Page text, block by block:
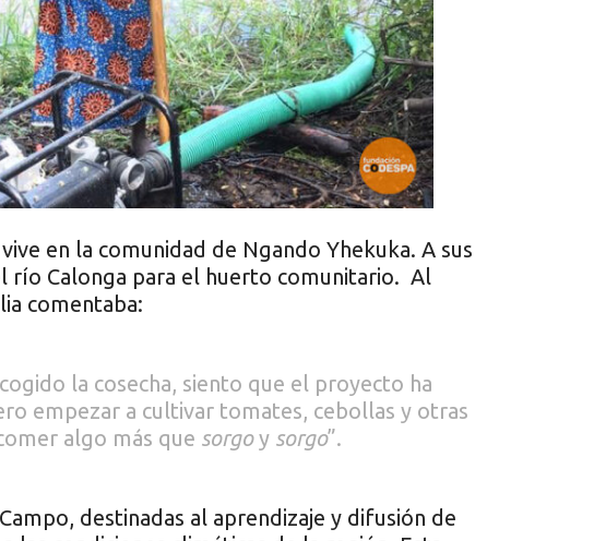
en la comunidad de Ngando Yhekuka. A sus
río Calonga para el huerto comunitario. Al
comentaba:
la cosecha, siento que el proyecto ha
empezar a cultivar tomates, cebollas y otras
algo más que sorgoy sorgo”.
destinadas al aprendizaje y difusión de